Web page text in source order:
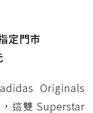
Hierro v9 GORE-
GORE-TEX：
雨天穿搭帥度不
14 GTX：搭
全方位防水神鞋
定門市
Originals
這雙 Superstar